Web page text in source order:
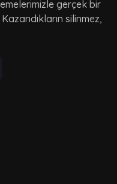
gerçek bir
silinmez,